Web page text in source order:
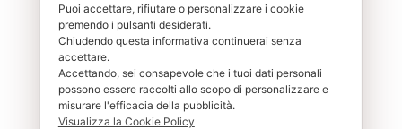
Isabella D'Este
4 posti letto
Puoi accettare, rifiutare o personalizzare i cookie
premendo i pulsanti desiderati.
Chiudendo questa informativa continuerai senza
accettare.
Accettando, sei consapevole che i tuoi dati personali
possono essere raccolti allo scopo di personalizzare e
misurare l'efficacia della pubblicità.
Visualizza la Cookie Policy